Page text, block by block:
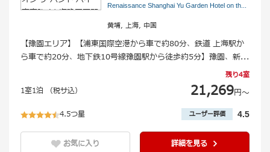
Renaissance Shanghai Yu Garden Hotel on th
黄埔, 上海, 中国
【豫園エリア】【浦東国際空港から車で約80分、鉄道 上海駅か
ら車で約20分、地下鉄10号線豫園駅から徒歩約5分】豫園、新...
残り4室
21,269円〜
1室1泊 （税サ込）
4.5つ星 ユーザー評価 4.5
お気に入り 詳細を見る